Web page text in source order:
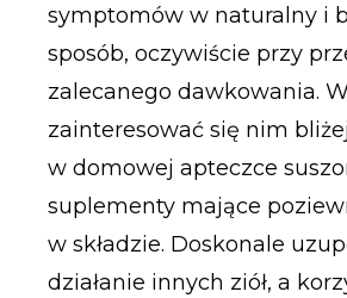
symptomów w naturalny i
sposób, oczywiście przy
zalecanego dawkowania.
zainteresować się nim
w domowej apteczce
suplementy mające
w składzie. Doskonale
działanie innych ziół, a